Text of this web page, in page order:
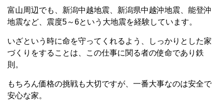
富山周辺でも、新潟中越地震、新潟県中越沖地震、能登沖
地震など、震度5～6という大地震を経験しています。
いざという時に命を守ってくれるよう、しっかりとした家
づくりをすることは、この仕事に関る者の使命であり鉄
則。
もちろん価格の挑戦も大切ですが、一番大事なのは安全で
安心な家。